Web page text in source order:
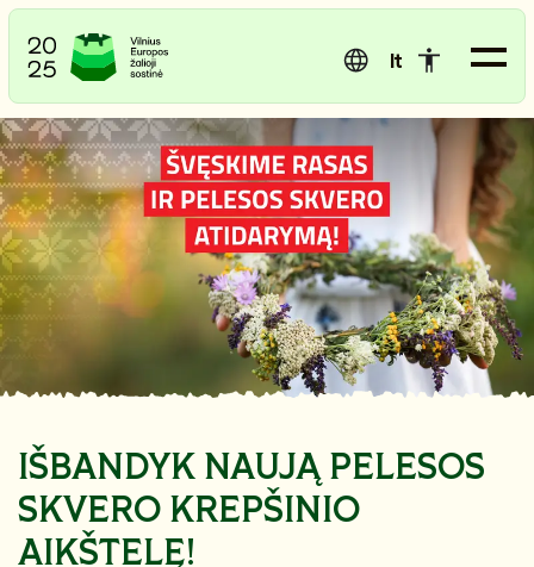
lt
IŠBANDYK NAUJĄ PELESOS
SKVERO KREPŠINIO
AIKŠTELĘ!